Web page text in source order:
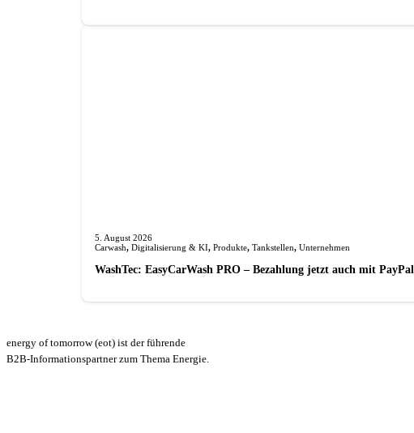
5. August 2026
Carwash, Digitalisierung & KI, Produkte, Tankstellen, Unternehmen
WashTec: EasyCarWash PRO – Bezahlung jetzt auch mit PayPal
energy of tomorrow (eot) ist der führende
B2B-Informationspartner zum Thema Energie.